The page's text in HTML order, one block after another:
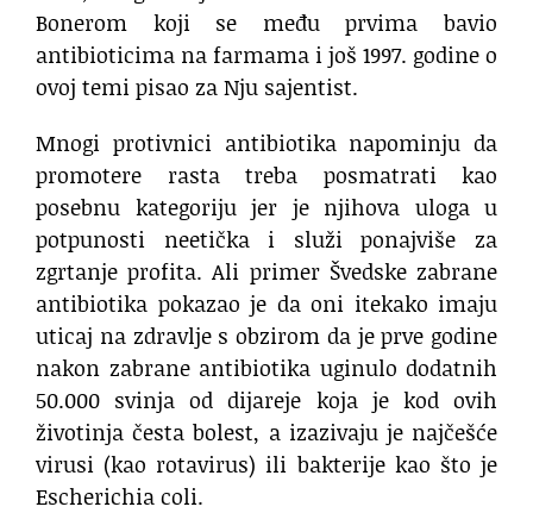
Bonerom koji se među prvima bavio
antibioticima na farmama i još 1997. godine o
ovoj temi pisao za Nju sajentist.
Mnogi protivnici antibiotika napominju da
promotere rasta treba posmatrati kao
posebnu kategoriju jer je njihova uloga u
potpunosti neetička i služi ponajviše za
zgrtanje profita. Ali primer Švedske zabrane
antibiotika pokazao je da oni itekako imaju
uticaj na zdravlje s obzirom da je prve godine
nakon zabrane antibiotika uginulo dodatnih
50.000 svinja od dijareje koja je kod ovih
životinja česta bolest, a izazivaju je najčešće
virusi (kao rotavirus) ili bakterije kao što je
Escherichia coli.